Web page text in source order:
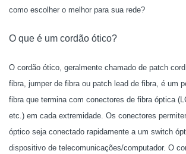
como escolher o melhor para sua rede?
O que é um cordão ótico?
O cordão ótico, geralmente chamado de patch
fibra, jumper de fibra ou patch lead de fibra, é um
fibra que termina com conectores de fibra óptica
etc.) em cada extremidade. Os conectores
óptico seja conectado rapidamente a um switch
dispositivo de telecomunicações/computador. O